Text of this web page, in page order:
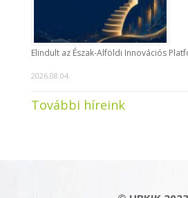
Elindult az Észak-Alföldi Innovációs
2026.08.04.
További híreink